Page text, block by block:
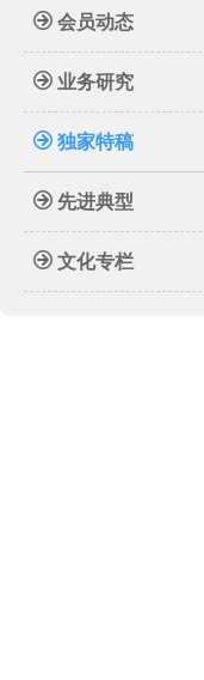
会员动态
业务研究
独家特稿
先进典型
文化专栏